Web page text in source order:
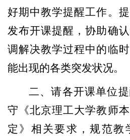
好期中教学提醒工作。
发布开课提醒，协助确
调解决教学过程中的临
能出现的各类突发状况。
二、请各开课单位
守《北京理工大学教师
定》相关要求，规范教